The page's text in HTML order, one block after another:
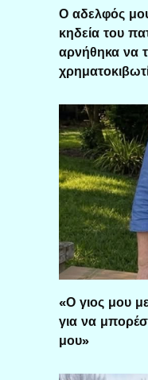
Ο αδελφός
κηδεία του
αρνήθηκα να
«Ο γιος μου
για να
μου»